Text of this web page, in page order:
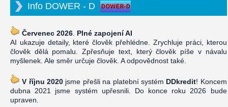
Info DOWER - D
Červenec 2026 Plné zapojení AI
AI ukazuje detaily, které člověk přehlédne. Zrychluje práci, kterou
člověk dělá pomalu. Zpřesňuje text, který člověk píše v návalu
myšlenek. Ale směr určuje člověk. A odpovědnost také.
V říjnu 2020 jsme přešli na platební systém DDkredit! Koncem
dubna 2021 jsme systém upřesnili. Do konce roku 2026 bude
upraven.